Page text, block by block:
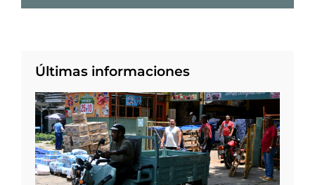
Últimas informaciones